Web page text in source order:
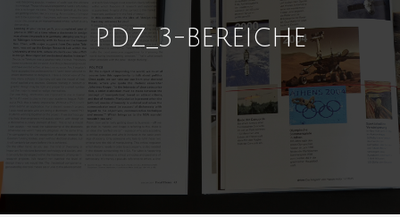
PDZ_3-BEREICHE